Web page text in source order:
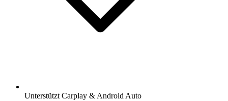
Unterstützt Carplay & Android Auto